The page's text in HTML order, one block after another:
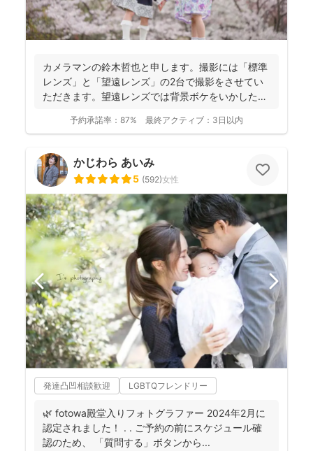
カメラマンの鈴木哲也と申します。撮影には「標準
レンズ」と「望遠レンズ」の2台で撮影をさせてい
ただきます。望遠レンズでは背景ボケをいかしたお
予約承諾率： 87% 最終アクティブ： 3日以内
かじわら あいみ
5 (592)女性
発達凸凹相談歓迎 LGBTQフレンドリー
🌿 fotowa殿堂入りフォトグラファー 2024年2月に
認定されました！ . . ご予約の前にスケジュール確
認のため、 「質問する」ボタンから...